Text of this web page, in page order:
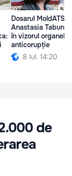
Dosarul MoldATSA:
Anastasia
în vizorul organelor
anticorupție
8 Iul. 14:20
de